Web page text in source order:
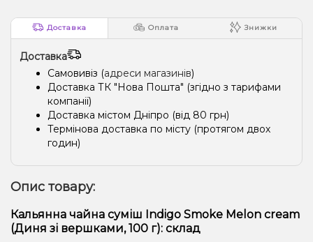
Доставка Оплата Знижки
Доставка
Самовивіз (адреси магазинів)
Доставка ТК "Нова Пошта" (згідно з тарифами
компанії)
Доставка містом Дніпро (від 80 грн)
Термінова доставка по місту (протягом двох
годин)
Опис товару:
Кальянна чайна суміш Indigo Smoke Melon cream
(Диня зі вершками, 100 г): склад